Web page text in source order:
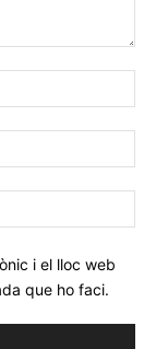
web:
i el lloc web
que ho faci.